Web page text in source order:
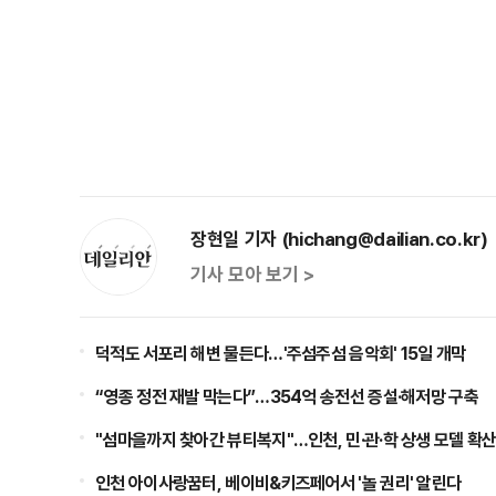
장현일 기자 (hichang@dailian.co.kr)
기사 모아 보기 >
덕적도 서포리 해변 물든다…'주섬주섬 음악회' 15일 개막
“영종 정전 재발 막는다”…354억 송전선 증설·해저망 구축
"섬마을까지 찾아간 뷰티복지"…인천, 민·관·학 상생 모델 확산
인천 아이사랑꿈터, 베이비&키즈페어서 '놀 권리' 알린다